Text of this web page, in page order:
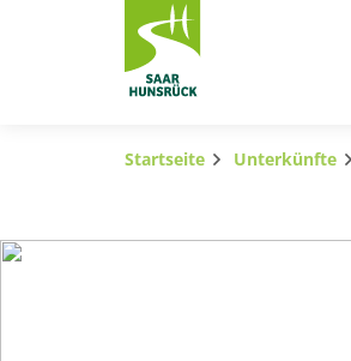
Zum Hauptinhalt springen
Subnavigation umschalten
Startseite Unterkünfte